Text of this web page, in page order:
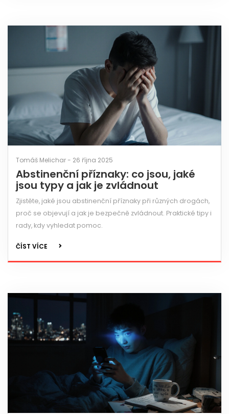
Tomáš Melichar - 26 října 2025
Abstinenční příznaky: co jsou, jaké
jsou typy a jak je zvládnout
Zjistěte, jaké jsou abstinenční příznaky při různých drogách,
proč se objevují a jak je bezpečně zvládnout. Praktické tipy i
rady, kdy vyhledat pomoc.
ČÍST VÍCE